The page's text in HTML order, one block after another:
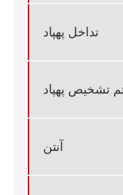
تداخل پهپاد
تشخیص پهپاد
آنتن